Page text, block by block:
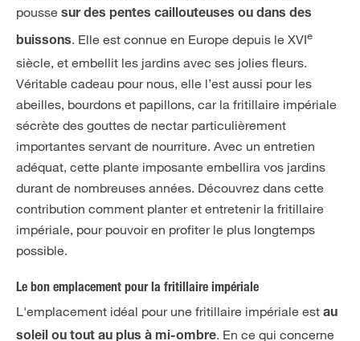
pousse sur des pentes caillouteuses ou dans des
buissons. Elle est connue en Europe depuis le XVIe
siècle, et embellit les jardins avec ses jolies fleurs.
Véritable cadeau pour nous, elle l’est aussi pour les
abeilles, bourdons et papillons, car la fritillaire impériale
sécrète des gouttes de nectar particulièrement
importantes servant de nourriture. Avec un entretien
adéquat, cette plante imposante embellira vos jardins
durant de nombreuses années. Découvrez dans cette
contribution comment planter et entretenir la fritillaire
impériale, pour pouvoir en profiter le plus longtemps
possible.
Le bon emplacement pour la fritillaire impériale
L'emplacement idéal pour une fritillaire impériale est au
soleil ou tout au plus à mi-ombre. En ce qui concerne